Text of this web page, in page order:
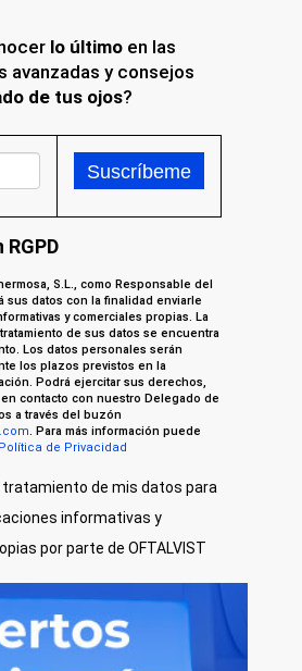
lo último en las
avanzadas y consejos
de tus ojos?
S.L., como Responsable del
sus datos con la finalidad enviarle
y comerciales propias. La
de sus datos se encuentra
Los datos personales serán
los plazos previstos en la
Podrá ejercitar sus derechos,
contacto con nuestro Delegado de
a través del buzón
. Para más información puede
Política de Privacidad
tratamiento de mis datos para
informativas y
por parte de OFTALVIST